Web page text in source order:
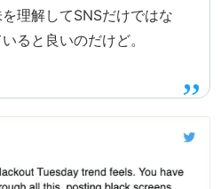
理解してSNSだけではな
ると良いのだけど。